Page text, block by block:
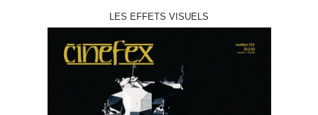
LES EFFETS VISUELS